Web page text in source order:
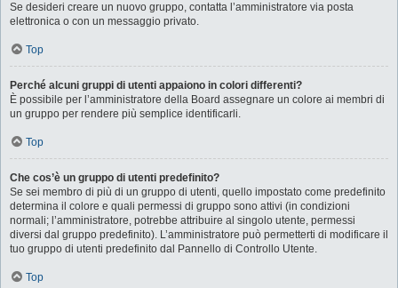
Se desideri creare un nuovo gruppo, contatta l’amministratore via posta
elettronica o con un messaggio privato.
Top
Perché alcuni gruppi di utenti appaiono in colori differenti?
È possibile per l’amministratore della Board assegnare un colore ai membri di
un gruppo per rendere più semplice identificarli.
Top
Che cos’è un gruppo di utenti predefinito?
Se sei membro di più di un gruppo di utenti, quello impostato come predefinito
determina il colore e quali permessi di gruppo sono attivi (in condizioni
normali; l’amministratore, potrebbe attribuire al singolo utente, permessi
diversi dal gruppo predefinito). L’amministratore può permetterti di modificare il
tuo gruppo di utenti predefinito dal Pannello di Controllo Utente.
Top